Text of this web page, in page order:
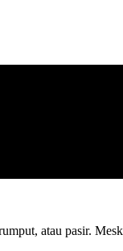
atau pasir.